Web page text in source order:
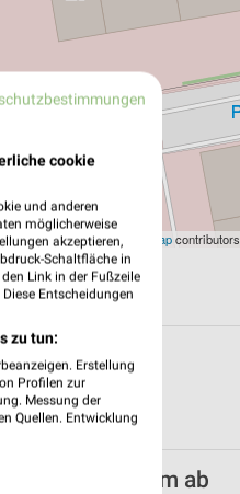
Leaflet|©OpenStreetMapcontributors
IOS MAPS
für Rosenheim ab
cookie
und anderen
möglicherweise
akzeptieren,
Schaltfläche in
Link in der Fußzeile
Entscheidungen
zu tun:
Erstellung
Profilen zur
Messung der
Quellen. Entwicklung